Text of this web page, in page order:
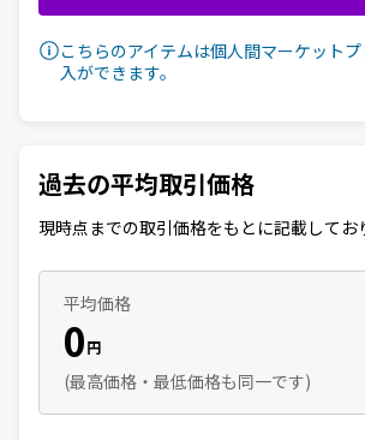
こちらのアイテムは個人間マーケット
入ができます。
過去の平均取引価格
現時点までの取引価格をもとに記載してお
平均価格
0円
(最高価格・最低価格も同一です)